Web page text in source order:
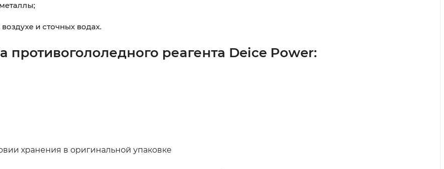
и сточных водах.
противогололедного реагента Deice Power:
хранения в оригинальной упаковке